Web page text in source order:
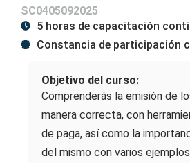
SC0405092025
5 horas de capacitación
Constancia de participación
Objetivo del curso:
Comprenderás la emisión de
manera correcta, con
de paga, así como la
del mismo con varios